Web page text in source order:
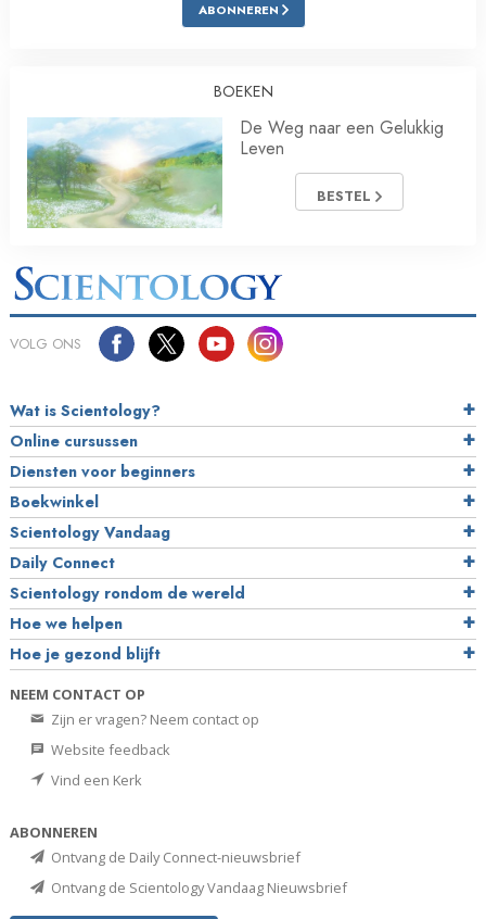
ABONNEREN
BOEKEN
De Weg naar een Gelukkig
Leven
BESTEL
VOLG ONS
Wat is Scientology?
Online cursussen
Diensten voor beginners
Boekwinkel
Scientology Vandaag
Daily Connect
Scientology rondom de wereld
Hoe we helpen
Hoe je gezond blijft
NEEM CONTACT OP
Zijn er vragen? Neem contact op
Website feedback
Vind een Kerk
ABONNEREN
Ontvang de Daily Connect-nieuwsbrief
Ontvang de Scientology Vandaag Nieuwsbrief